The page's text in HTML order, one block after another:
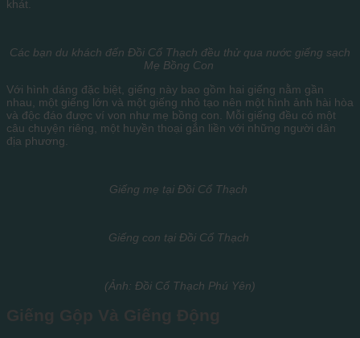
khát.
Các bạn du khách đến Đồi Cổ Thạch đều thử qua nước giếng sạch
Mẹ Bồng Con
Với hình dáng đặc biệt, giếng này bao gồm hai giếng nằm gần
nhau, một giếng lớn và một giếng nhỏ tạo nên một hình ảnh hài hòa
và độc đáo được ví von như mẹ bồng con. Mỗi giếng đều có một
câu chuyện riêng, một huyền thoại gắn liền với những người dân
địa phương.
Giếng mẹ tại Đồi Cổ Thạch
Giếng con tại Đồi Cổ Thạch
(Ảnh: Đồi Cổ Thạch Phú Yên)
Giếng Gộp Và Giếng Động